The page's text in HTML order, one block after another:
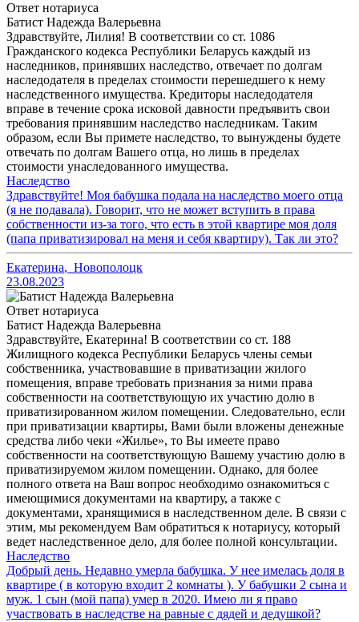
Ответ нотариуса
Батист Надежда Валерьевна
Здравствуйте, Лилия! В соответствии со ст. 1086
Гражданского кодекса Республики Беларусь каждый из
наследников, принявших наследство, отвечает по долгам
наследодателя в пределах стоимости перешедшего к нему
наследственного имущества. Кредиторы наследодателя
вправе в течение срока исковой давности предъявить свои
требования принявшим наследство наследникам. Таким
образом, если Вы примете наследство, то вынуждены будете
отвечать по долгам Вашего отца, но лишь в пределах
стоимости унаследованного имущества.
Наследство
Здравствуйте! Моя бабушка подала на наследство моего отца
(я не подавала). Говорит, что не может вступить в права
собственности из-за того, что есть в этой квартире моя доля
(папа приватизировал на меня и себя квартиру). Так ли это?
Екатерина, Новополоцк
23.08.2023
Ответ нотариуса
Батист Надежда Валерьевна
Здравствуйте, Екатерина! В соответствии со ст. 188
Жилищного кодекса Республики Беларусь члены семьи
собственника, участвовавшие в приватизации жилого
помещения, вправе требовать признания за ними права
собственности на соответствующую их участию долю в
приватизированном жилом помещении. Следовательно, если
при приватизации квартиры, Вами были вложены денежные
средства либо чеки «Жилье», то Вы имеете право
собственности на соответствующую Вашему участию долю в
приватизируемом жилом помещении. Однако, для более
полного ответа на Ваш вопрос необходимо ознакомиться с
имеющимися документами на квартиру, а также с
документами, хранящимися в наследственном деле. В связи с
этим, мы рекомендуем Вам обратиться к нотариусу, который
ведет наследственное дело, для более полной консультации.
Наследство
Добрый день. Недавно умерла бабушка. У нее имелась доля в
квартире ( в которую входит 2 комнаты ). У бабушки 2 сына и
муж. 1 сын (мой папа) умер в 2020. Имею ли я право
участвовать в наследстве на равные с дядей и дедушкой?